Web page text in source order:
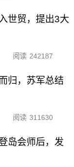
世贸，提出3大
阅读 242187
归，苏军总结
阅读 311630
岛会师后，发